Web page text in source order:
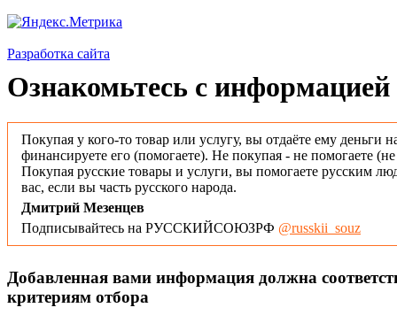
Разработка сайта
Ознакомьтесь с информацией
Покупая у кого-то товар или услугу, вы отдаёте ему деньги
финансируете его (помогаете). Не покупая - не помогаете
Покупая русские товары и услуги, вы помогаете русским
вас, если вы часть русского народа.
Дмитрий Мезенцев
Подписывайтесь на РУССКИЙСОЮЗРФ @russkii_souz
Добавленная вами информация должна
критериям отбора